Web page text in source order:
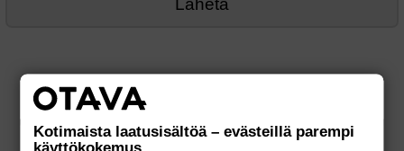
Kotimaista laatusisältöä – evästeillä parempi
käyttökokemus